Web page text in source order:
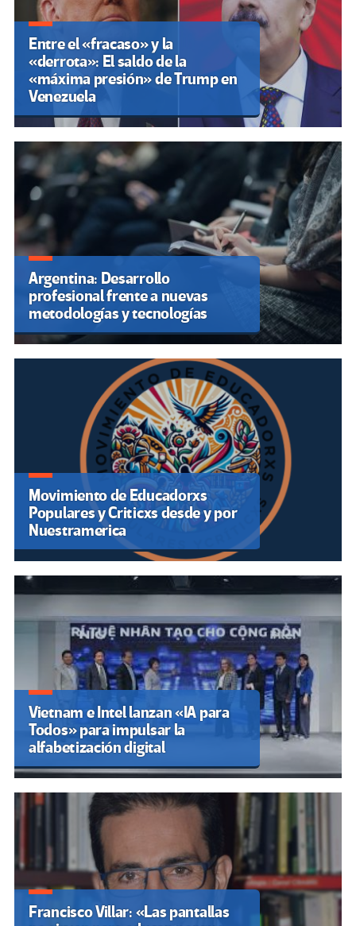
Entre el «fracaso» y la
«derrota»: El saldo de la
«máxima presión» de Trump en
Venezuela
Argentina: Desarrollo
profesional frente a nuevas
metodologías y tecnologías
Movimiento de Educadorxs
Populares y Criticxs desde y por
Nuestramerica
Vietnam e Intel lanzan «IA para
Todos» para impulsar la
alfabetización digital
Francisco Villar: «Las pantallas